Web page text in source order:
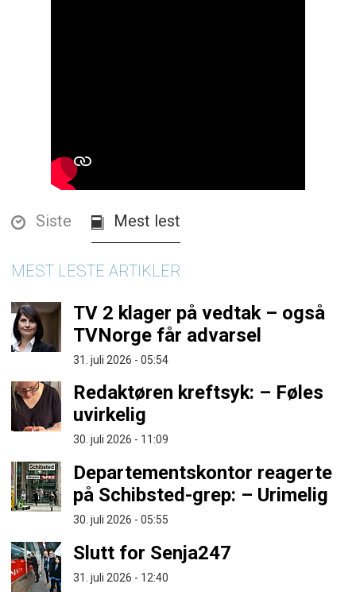
Siste Mest lest
MEST LESTE ARTIKLER
TV 2 klager på vedtak – også
TVNorge får advarsel
31. juli 2026 - 05:54
Redaktøren kreftsyk: – Føles
uvirkelig
30. juli 2026 - 11:09
Departementskontor reagerte
på Schibsted-grep: – Urimelig
30. juli 2026 - 05:55
Slutt for Senja247
31. juli 2026 - 12:40